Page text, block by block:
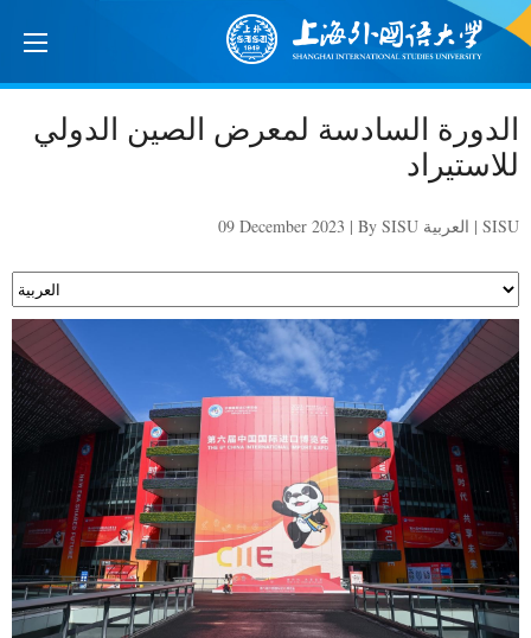
الدورة السادسة لمعرض الصين الدولي
للاستيراد
09 December 2023 | By SISU العربية | SISU